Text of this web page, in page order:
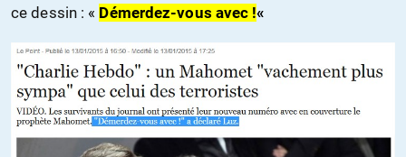
ce dessin : « Démerdez-vous avec !«